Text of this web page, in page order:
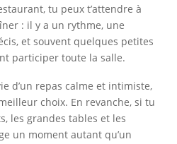
tu peux t’attendre à
: il y a un rythme, une
et souvent quelques petites
participer toute la salle.
d’un repas calme et intimiste,
choix. En revanche, si tu
les grandes tables et les
un moment autant qu’un